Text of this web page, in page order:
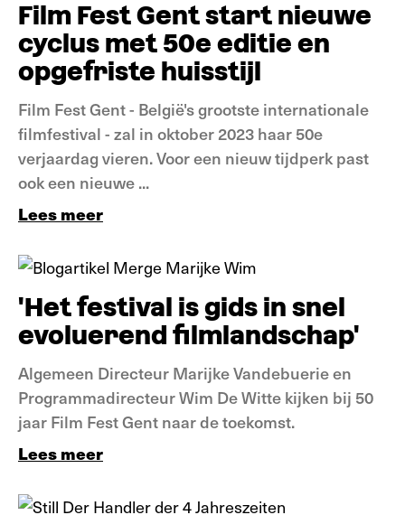
Film Fest Gent start nieuwe
cyclus met 50e editie en
opgefriste huisstijl
Film Fest Gent - België's grootste internationale
filmfestival - zal in oktober 2023 haar 50e
verjaardag vieren. Voor een nieuw tijdperk past
ook een nieuwe ...
Lees meer
'Het festival is gids in snel
evoluerend filmlandschap'
Algemeen Directeur Marijke Vandebuerie en
Programmadirecteur Wim De Witte kijken bij 50
jaar Film Fest Gent naar de toekomst.
Lees meer